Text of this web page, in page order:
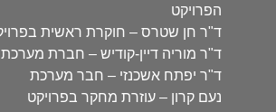
הפרויקט
ד"ר חן שטרס – חוקרת ראשית
ד"ר מוריה דיין-קודיש – חברת מערכת
ד"ר יפתח אשכנזי – חבר מערכת
נעם קרון – עוזרת מחקר בפרויקט